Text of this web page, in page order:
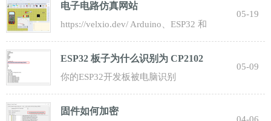
字签名者：
电子电路仿真网站
https://velxio.dev/ Arduino、ESP32 和
Raspberry Pi。 直接在您的浏览器中即可使
05-19
ESP32 板子为什么识别为 CP2102
你的ESP32开发板被电脑识别
为“CP2102”，这并不是一个错误，而是完
全正常的现象。这
05-09
固件如何加密